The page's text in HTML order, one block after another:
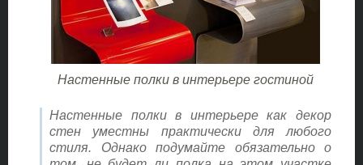
Настенные полки в интерьере гостиной
Настенные полки в интерьере как декор
стен уместны практически для любого
стиля. Однако подумайте обязательно о